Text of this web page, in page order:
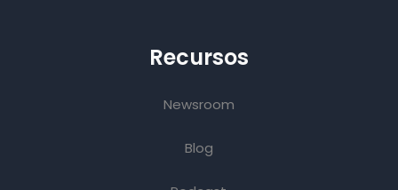
Recursos
Newsroom
Blog